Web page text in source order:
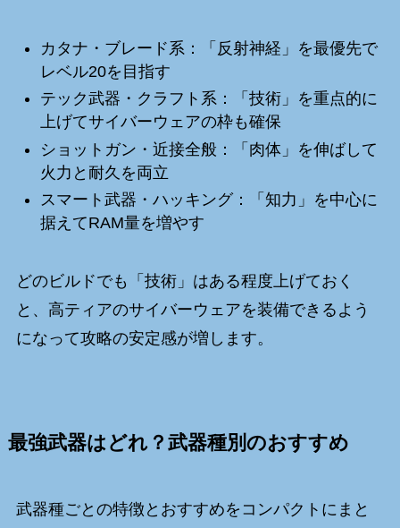
カタナ・ブレード系：「反射神経」を最優先で
レベル20を目指す
テック武器・クラフト系：「技術」を重点的に
上げてサイバーウェアの枠も確保
ショットガン・近接全般：「肉体」を伸ばして
火力と耐久を両立
スマート武器・ハッキング：「知力」を中心に
据えてRAM量を増やす
どのビルドでも「技術」はある程度上げておく
と、高ティアのサイバーウェアを装備できるよう
になって攻略の安定感が増します。
最強武器はどれ？武器種別のおすすめ
武器種ごとの特徴とおすすめをコンパクトにまと